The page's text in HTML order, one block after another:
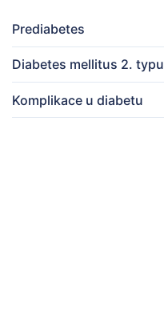
Prediabetes
Diabetes mellitus 2. typu
Komplikace u diabetu